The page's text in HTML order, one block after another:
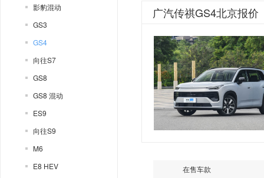
影豹混动
GS3
GS4
向往S7
GS8
GS8 混动
ES9
向往S9
M6
E8 HEV
广汽传祺GS4北京报价
在售车款